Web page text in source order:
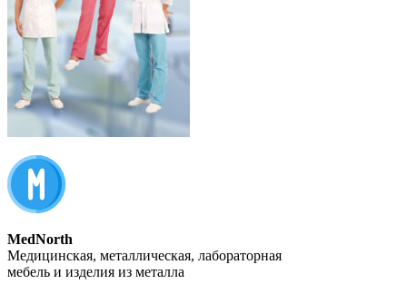
MedNorth
Медицинская, металлическая, лабораторная
мебель и изделия из металла